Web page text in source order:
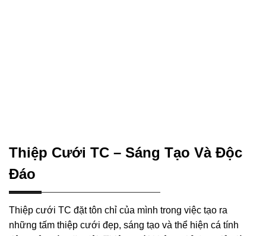
Thiệp Cưới TC – Sáng Tạo Và Độc
Đáo
Thiệp cưới TC đặt tôn chỉ của mình trong việc tạo ra
những tấm thiệp cưới đẹp, sáng tạo và thể hiện cá tính